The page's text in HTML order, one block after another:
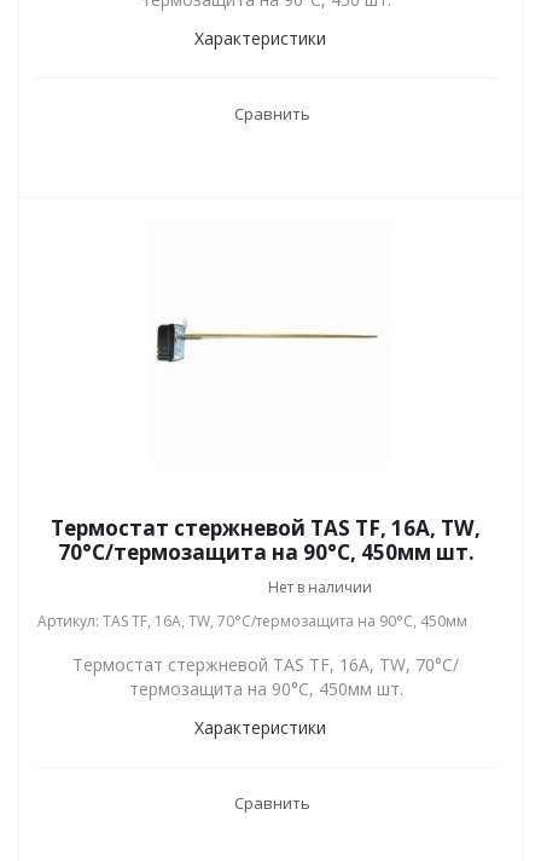
Характеристики
Сравнить
Термостат стержневой TAS TF, 16А, TW,
70°С/термозащита на 90°С, 450мм шт.
Нет в наличии
Артикул: TAS TF, 16А, TW, 70°С/термозащита на 90°С, 450мм
Термостат стержневой TAS TF, 16А, TW, 70°С/
термозащита на 90°С, 450мм шт.
Характеристики
Сравнить